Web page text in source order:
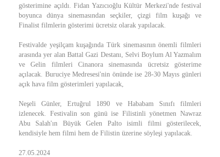
gösterimine açıldı. Fidan Yazıcıoğlu Kültür Merkezi'nde festival
boyunca dünya sinemasından seçkiler, çizgi film kuşağı ve
Finalist filmlerin gösterimi ücretsiz olarak yapılacak.
Festivalde yeşilçam kuşağında Türk sinemasının önemli filmleri
arasında yer alan Battal Gazi Destanı, Selvi Boylum Al Yazmalım
ve Gelin filmleri Cinanora sinemasında ücretsiz gösterime
açılacak. Buruciye Medresesi'nin önünde ise 28-30 Mayıs günleri
açık hava film gösterimleri yapılacak,
Neşeli Günler, Ertuğrul 1890 ve Hababam Sınıfı filmleri
izlenecek. Festivalin son günü ise Filistinli yönetmen Nawraz
Abu Salah'ın Büyük Gelen Palto isimli filmi gösterilecek,
kendisiyle hem filmi hem de Filistin üzerine söyleşi yapılacak.
27.05.2024